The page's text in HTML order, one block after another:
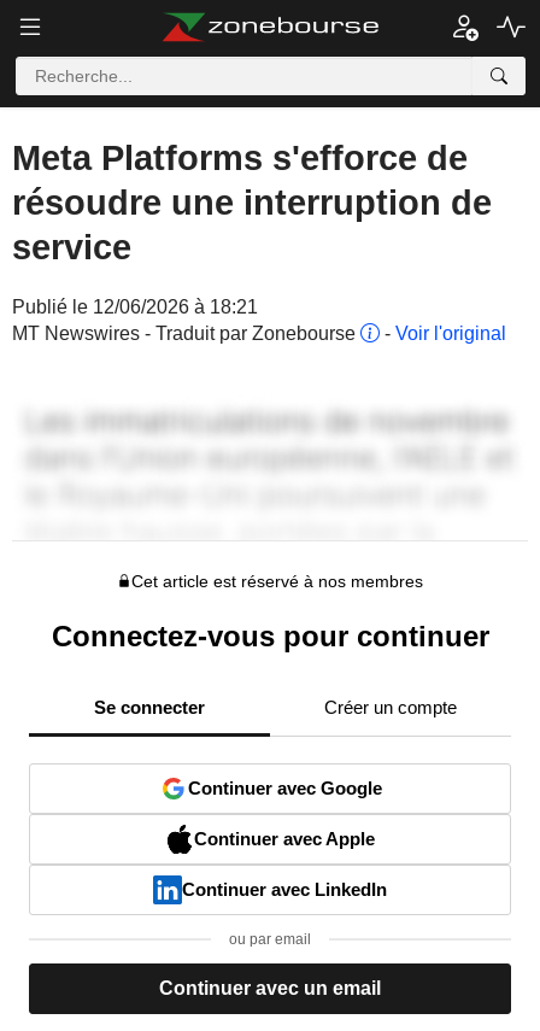
Meta Platforms s'efforce de
résoudre une interruption de
service
Publié le 12/06/2026 à 18:21
MT Newswires - Traduit par Zonebourse
- Voir l'original
Cet article est réservé à nos membres
Connectez-vous pour continuer
Se connecter Créer un compte
Continuer avec Google
Continuer avec Apple
Continuer avec LinkedIn
ou par email
Continuer avec un email